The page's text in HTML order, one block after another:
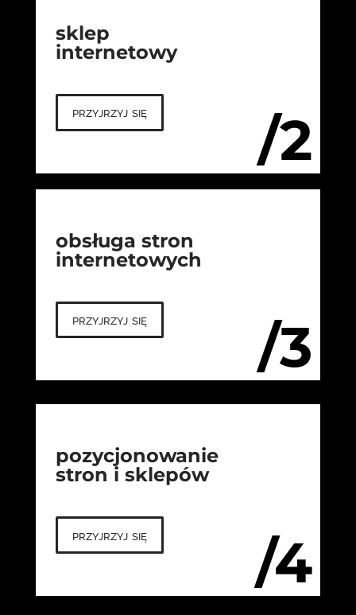
/2
sklep
internetowy
przyjrzyj się
/3
obsługa stron
internetowych
przyjrzyj się
/4
pozycjonowanie
stron i sklepów
przyjrzyj się